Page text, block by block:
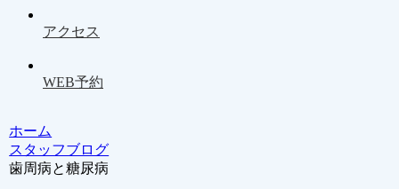
アクセス
WEB予約
ホーム
スタッフブログ
歯周病と糖尿病